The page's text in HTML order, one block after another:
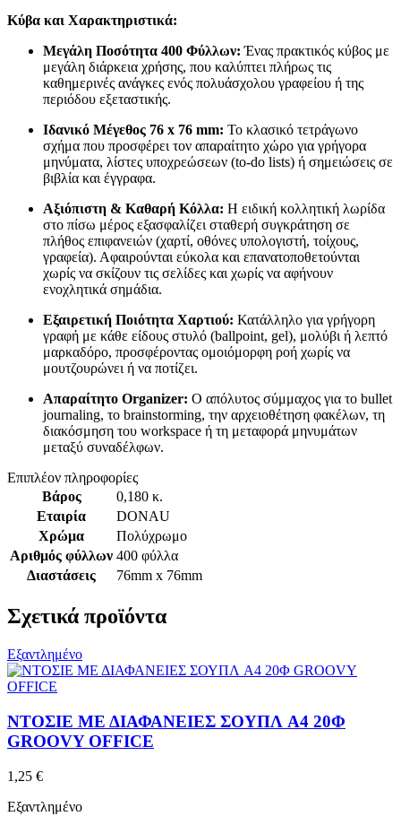
Κύβα και Χαρακτηριστικά:
Μεγάλη Ποσότητα 400 Φύλλων: Ένας πρακτικός κύβος με
μεγάλη διάρκεια χρήσης, που καλύπτει πλήρως τις
καθημερινές ανάγκες ενός πολυάσχολου γραφείου ή της
περιόδου εξεταστικής.
Ιδανικό Μέγεθος 76 x 76 mm: Το κλασικό τετράγωνο
σχήμα που προσφέρει τον απαραίτητο χώρο για γρήγορα
μηνύματα, λίστες υποχρεώσεων (to-do lists) ή σημειώσεις σε
βιβλία και έγγραφα.
Αξιόπιστη & Καθαρή Κόλλα: Η ειδική κολλητική λωρίδα
στο πίσω μέρος εξασφαλίζει σταθερή συγκράτηση σε
πλήθος επιφανειών (χαρτί, οθόνες υπολογιστή, τοίχους,
γραφεία). Αφαιρούνται εύκολα και επανατοποθετούνται
χωρίς να σκίζουν τις σελίδες και χωρίς να αφήνουν
ενοχλητικά σημάδια.
Εξαιρετική Ποιότητα Χαρτιού: Κατάλληλο για γρήγορη
γραφή με κάθε είδους στυλό (ballpoint, gel), μολύβι ή λεπτό
μαρκαδόρο, προσφέροντας ομοιόμορφη ροή χωρίς να
μουτζουρώνει ή να ποτίζει.
Απαραίτητο Organizer: Ο απόλυτος σύμμαχος για το bullet
journaling, το brainstorming, την αρχειοθέτηση φακέλων, τη
διακόσμηση του workspace ή τη μεταφορά μηνυμάτων
μεταξύ συναδέλφων.
Επιπλέον πληροφορίες
Βάρος
0,180 κ.
Εταιρία
DONAU
Χρώμα
Πολύχρωμο
Αριθμός φύλλων 400 φύλλα
Διαστάσεις
76mm x 76mm
Σχετικά προϊόντα
Εξαντλημένο
ΝΤΟΣΙΕ ΜΕ ΔΙΑΦΑΝΕΙΕΣ ΣΟΥΠΛ A4 20Φ
GROOVY OFFICE
1,25 €
Εξαντλημένο